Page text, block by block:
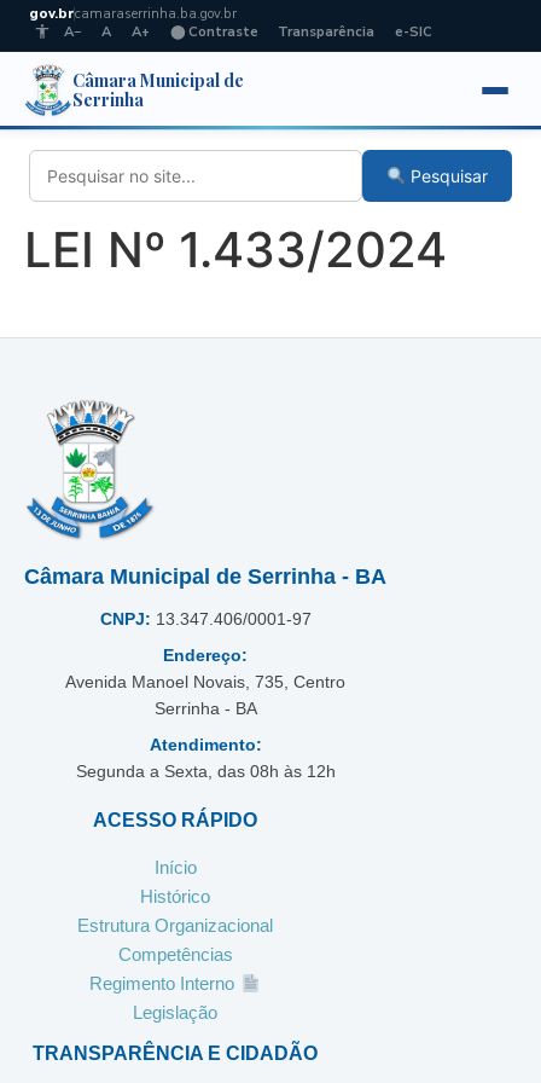
gov.brcamaraserrinha.ba.gov.br
A−
A A+ ⬤ Contraste Transparência e-SIC
Câmara Municipal de
Serrinha
Pesquisar
LEI Nº 1.433/2024
Câmara Municipal de Serrinha - BA
CNPJ: 13.347.406/0001-97
Endereço:
Avenida Manoel Novais, 735, Centro
Serrinha - BA
Atendimento:
Segunda a Sexta, das 08h às 12h
ACESSO RÁPIDO
Início
Histórico
Estrutura Organizacional
Competências
Regimento Interno
Legislação
TRANSPARÊNCIA E CIDADÃO